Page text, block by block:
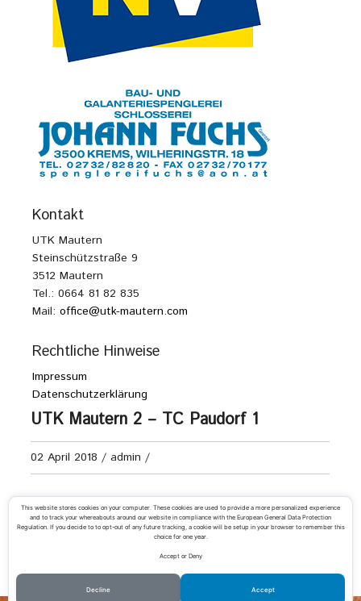
Kontakt
UTK Mautern
Steinschützstraße 9
3512 Mautern
Tel.: 0664 81 82 835
Mail: office@utk-mautern.com
Rechtliche Hinweise
Impressum
Datenschutzerklärung
UTK Mautern 2 – TC Paudorf 1
02 April 2018 / admin /
Damen Kreisliga D
UTC Gedersdorf 2 – UTK Mautern 2
UTK Mautern 2 – UTC Hadersdorf-Km. 2
This website stores cookies on your computer. These cookies are used to provide a more personalized experience
and to track your whereabouts around our website in compliance with the European General Data Protection
Regulation. If you decide to to opt-out of any future tracking, a cookie will be setup in your browser to remember this
choice for one year.
Accept or Deny
Decline Accept